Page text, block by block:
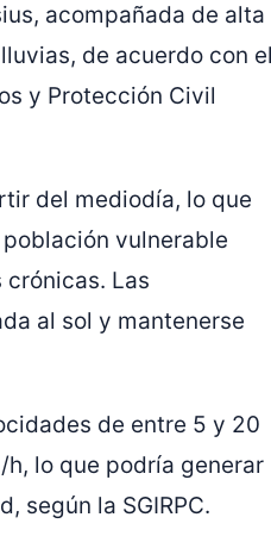
acompañada de alta
de acuerdo con
y Protección Civil
del mediodía, lo que
vulnerable
Las
al sol y mantenerse
de entre 5 y 20
lo que podría generar
según la SGIRPC.